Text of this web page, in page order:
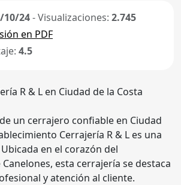
10/24- Visualizaciones: 2.745
en PDF
4.5
R & L en Ciudad de la Costa
un cerrajero confiable en Ciudad
Cerrajería R & L es una
en el corazón del
esta cerrajería se destaca
y atención al cliente.